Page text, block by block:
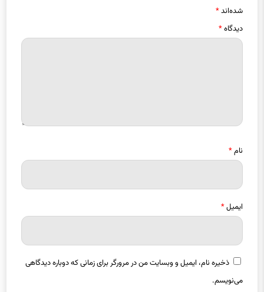
شده‌اند*
دیدگاه*
نام*
ایمیل*
ذخیره نام، ایمیل و وبسایت من در مرورگر برای زمانی که دوباره دیدگاهی
می‌نویسم.